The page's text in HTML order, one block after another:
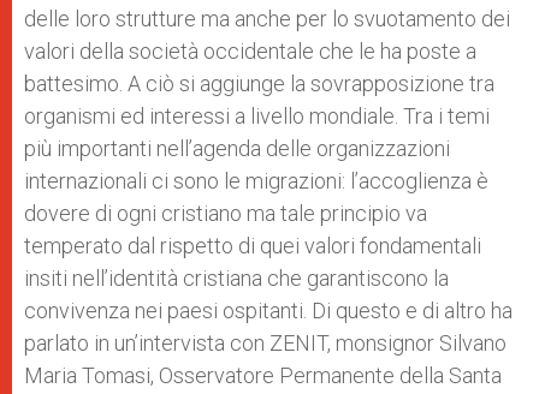
delle loro strutture ma anche per lo svuotamento dei
valori della società occidentale che le ha poste a
battesimo. A ciò si aggiunge la sovrapposizione tra
organismi ed interessi a livello mondiale. Tra i temi
più importanti nell’agenda delle organizzazioni
internazionali ci sono le migrazioni: l’accoglienza è
dovere di ogni cristiano ma tale principio va
temperato dal rispetto di quei valori fondamentali
insiti nell’identità cristiana che garantiscono la
convivenza nei paesi ospitanti. Di questo e di altro ha
parlato in un’intervista con ZENIT, monsignor Silvano
Maria Tomasi, Osservatore Permanente della Santa